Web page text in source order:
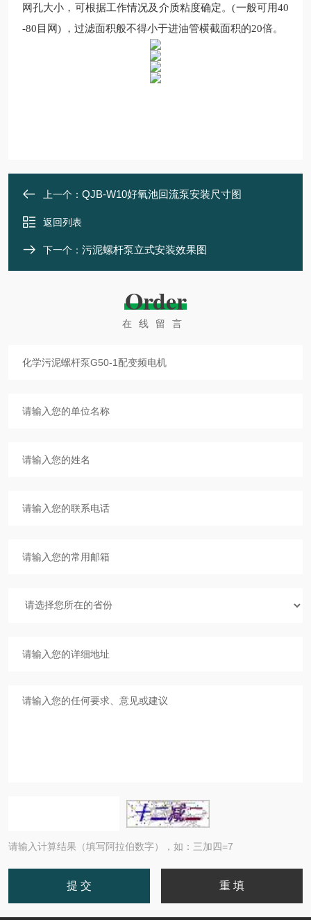
网孔大小，可根据工作情况及介质粘度确定。(一般可用40
-80目网) ，过滤面积般不得小于进油管横截面积的20倍。
上一个： QJB-W10好氧池回流泵安装尺寸图
返回列表
下一个： 污泥螺杆泵立式安装效果图
Order
在线留言
请输入计算结果（填写阿拉伯数字），如：三加四=7